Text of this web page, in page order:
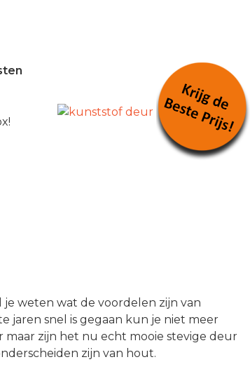
weten wat de voordelen zijn van
jaren snel is gegaan kun je niet meer
zijn het nu echt mooie stevige deur
zijn van hout.